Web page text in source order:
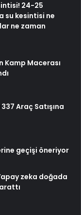
24-25
su kesintisi ne
ne zaman
Kamp Macerası
Araç Satışına
geçişi öneriyor
zeka doğada